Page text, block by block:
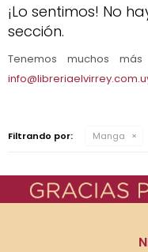
¡Lo sentimos! No
sección.
Tenemos muchos
Filtrando por: Manga